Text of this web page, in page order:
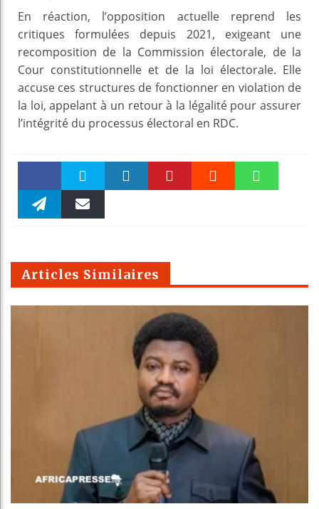
En réaction, l’opposition actuelle reprend les
critiques formulées depuis 2021, exigeant une
recomposition de la Commission électorale, de la
Cour constitutionnelle et de la loi électorale. Elle
accuse ces structures de fonctionner en violation de
la loi, appelant à un retour à la légalité pour assurer
l’intégrité du processus électoral en RDC.
Faceboo Twitter
m
Articles Similaires